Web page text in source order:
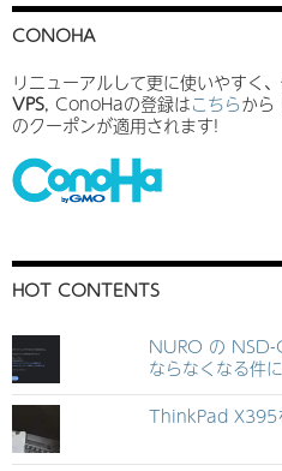
CONOHA
リニューアルして更に使いやすく
VPS, ConoHaの登録はこちらから
のクーポンが適用されます!
HOT CONTENTS
NURO の NSD-
ならなくなる件
ThinkPad X395